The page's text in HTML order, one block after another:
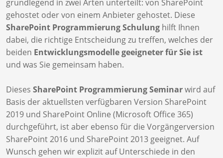
grundlegend in zwei Arten unterteilt: von SharePoint
gehostet oder von einem Anbieter gehostet. Diese
SharePoint Programmierung Schulung hilft Ihnen
dabei, die richtige Entscheidung zu treffen, welches der
beiden Entwicklungsmodelle geeigneter für Sie ist
und was Sie gemeinsam haben.
Dieses SharePoint Programmierung Seminarwird auf
Basis der aktuellsten verfügbaren Version SharePoint
2019 und SharePoint Online (Microsoft Office 365)
durchgeführt, ist aber ebenso für die Vorgängerversion
SharePoint 2016 und SharePoint 2013 geeignet. Auf
Wunsch gehen wir explizit auf Unterschiede in den